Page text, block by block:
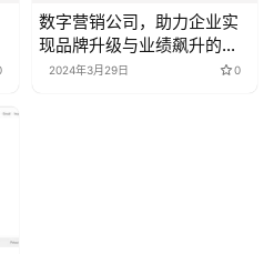
数字营销公司，助力企业实
现品牌升级与业绩飙升的关
键利器